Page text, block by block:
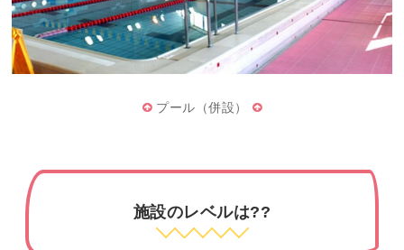
プール（併設）
施設のレベルは??